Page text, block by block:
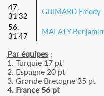
47.
31'32
GUIMARD Freddy
56.
31'47
MALATY Benjamin
Par équipes :
1. Turquie 17 pt
2. Espagne 20 pt
3. Grande Bretagne 35 pt
4. France 56 pt